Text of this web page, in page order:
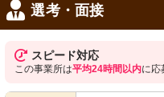
選考・面接
スピード対応
この事業所は平均24時間以内に応